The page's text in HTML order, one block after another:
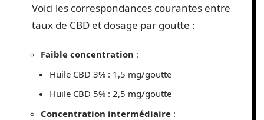
Voici les correspondances courantes entre
taux de CBD et dosage par goutte :
Faible concentration :
Huile CBD 3% : 1,5 mg/goutte
Huile CBD 5% : 2,5 mg/goutte
Concentration intermédiaire :